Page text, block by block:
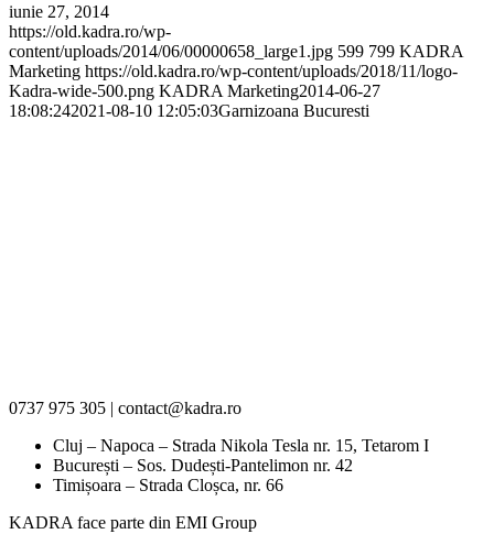
iunie 27, 2014
https://old.kadra.ro/wp-
content/uploads/2014/06/00000658_large1.jpg 599 799 KADRA
Marketing https://old.kadra.ro/wp-content/uploads/2018/11/logo-
Kadra-wide-500.png KADRA Marketing2014-06-27
18:08:242021-08-10 12:05:03Garnizoana Bucuresti
0737 975 305 | contact@kadra.ro
Cluj – Napoca – Strada Nikola Tesla nr. 15, Tetarom I
București – Sos. Dudești-Pantelimon nr. 42
Timișoara – Strada Cloșca, nr. 66
KADRA face parte din EMI Group